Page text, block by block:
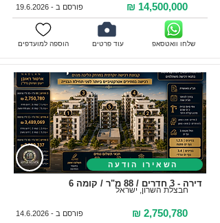
14,500,000 ₪ פורסם ב -19.6.2026
הוספה למועדפים שלחו וואטסאפ עוד פרטים
השאירו הודעה
דירה - 3 חדרים / 88 מ"ר / קומה 6
חבצלת השרון, ישראל
2,750,780 ₪ פורסם ב -14.6.2026